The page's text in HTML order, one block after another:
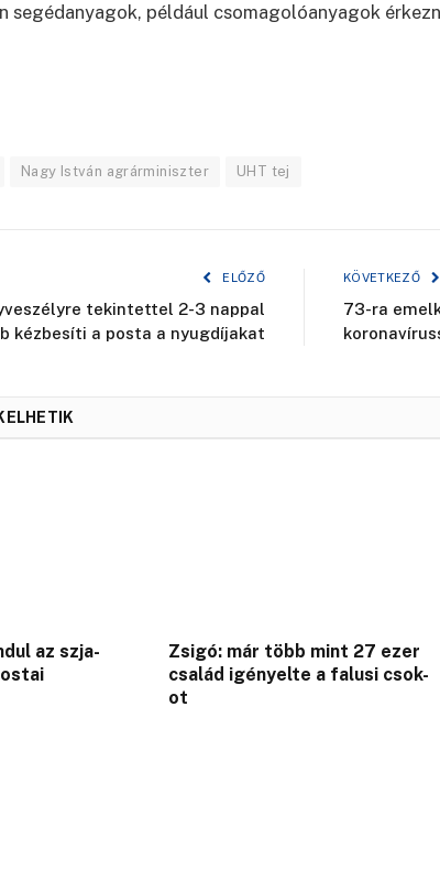
segédanyagok, például csomagolóanyagok
Nagy István agrárminiszter UHT tej
ELŐZŐ
tekintettel 2-3 nappal
kézbesíti a posta a nyugdíjakat
KÖVETKEZŐ
73-ra
az szja-
Zsigó: már több mint 27 ezer
család igényelte a falusi csok-
ot